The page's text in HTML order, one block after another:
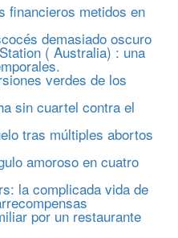
financieros metidos en
demasiado oscuro
( Australia) : una
verdes de los
sin cuartel contra el
tras múltiples abortos
amoroso en cuatro
la complicada vida de
por un restaurante